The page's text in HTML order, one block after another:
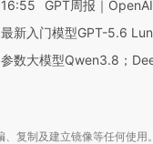
16:55
GPT周报｜
最新入门模型GPT-5.6
参数大模型Qwen3.8；
复制及建立镜像等任何使用。